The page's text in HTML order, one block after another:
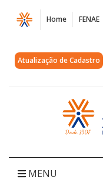
Página
Corrida
do
Etapa
Home FENAE
Atualização de Cadastro
Acessar
página
inicial
MENU